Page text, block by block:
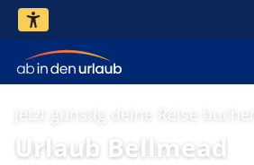
Jetzt günstig deine Reise buchen!
Urlaub Bellmead